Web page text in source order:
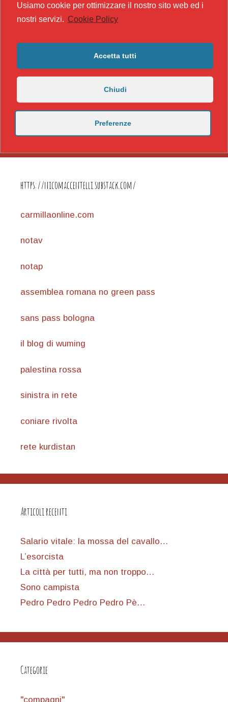
https://nicomaccentelli.substack.com/
carmillaonline.com
notav
notap
assemblea romana no green pass
sans pass bologna
il blog di wuming
palestina rossa
sinistra in rete
coniare rivolta
rete kurdistan
Articoli recenti
Salario vitale: la mossa del cavallo…
L’esorcista
La città per tutti, ma non troppo…
Sono campista
Pedro Pedro Pedro Pedro Pè…
Categorie
"compagni"
Usiamo cookie per ottimizzare il nostro sito web ed i
nostri servizi. Cookie Policy
Accetta tutti
Chiudi
Preferenze